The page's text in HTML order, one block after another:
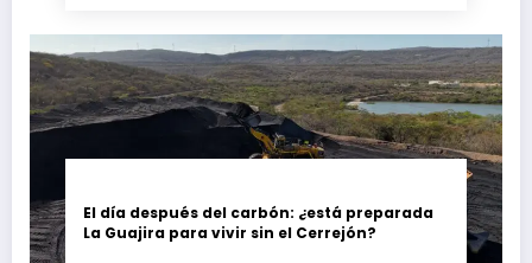
El día después del carbón: ¿está preparada
La Guajira para vivir sin el Cerrejón?